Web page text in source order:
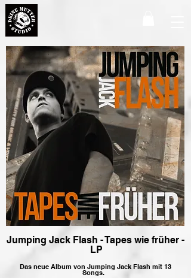
Jumping Jack Flash - Tapes wie früher -
LP
Das neue Album von Jumping Jack Flash mit 13
Songs.